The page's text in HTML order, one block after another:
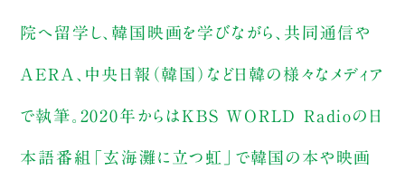
院へ留学し、韓国映画を学びながら、共同通信や
AERA、中央日報（韓国）など日韓の様々なメディア
で執筆。2020年からはKBS WORLD Radioの日
本語番組「玄海灘に立つ虹」で韓国の本や映画